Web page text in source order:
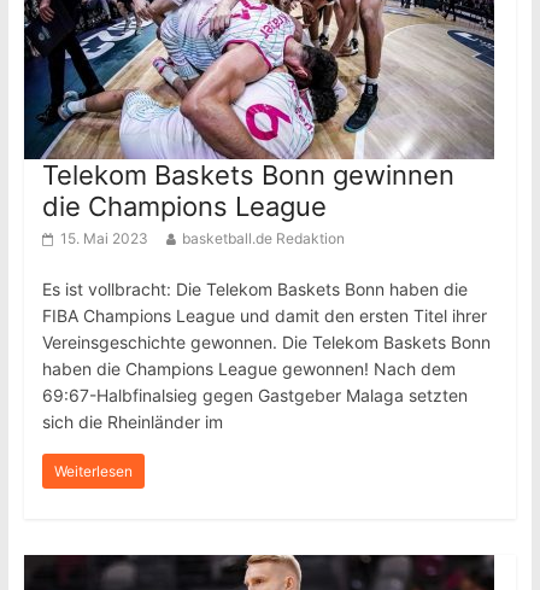
Telekom Baskets Bonn gewinnen
die Champions League
15. Mai 2023 basketball.de Redaktion
Es ist vollbracht: Die Telekom Baskets Bonn haben die
FIBA Champions League und damit den ersten Titel ihrer
Vereinsgeschichte gewonnen. Die Telekom Baskets Bonn
haben die Champions League gewonnen! Nach dem
69:67-Halbfinalsieg gegen Gastgeber Malaga setzten
sich die Rheinländer im
Weiterlesen